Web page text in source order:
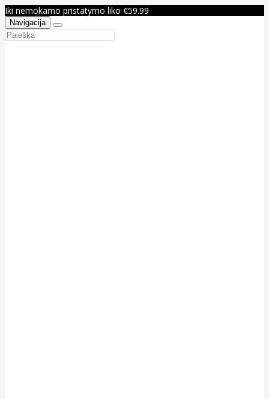
Iki nemokamo pristatymo liko €59.99
Navigacija